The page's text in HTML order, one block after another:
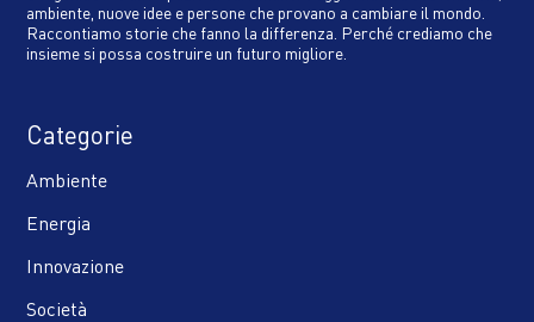
ambiente, nuove idee e persone che provano a cambiare il mondo.
Raccontiamo storie che fanno la differenza. Perché crediamo che
insieme si possa costruire un futuro migliore.
Categorie
Ambiente
Energia
Innovazione
Società